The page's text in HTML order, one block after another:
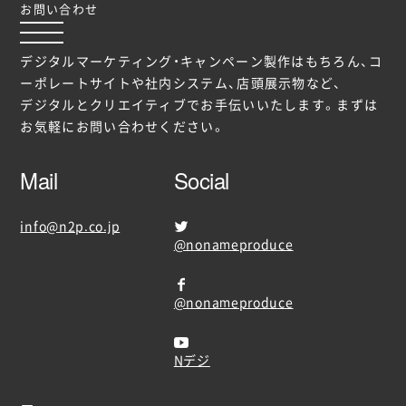
お問い合わせ
デジタルマーケティング・キャンペーン製作はもちろん、コ
ーポレートサイトや社内システム、店頭展示物など、
デジタルとクリエイティブでお手伝いいたします。まずは
お気軽にお問い合わせください。
Mail
info@n2p.co.jp
Social
@nonameproduce
@nonameproduce
Nデジ